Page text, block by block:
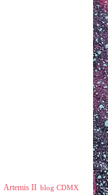
Artemis II blog CDMX